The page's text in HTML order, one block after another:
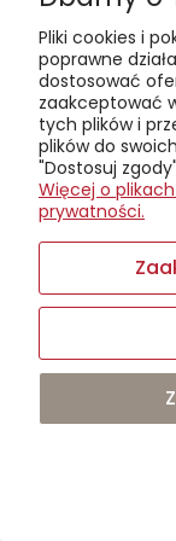
Wyświetlane są
negatywne).
klientów, którzy
Wybierz język
Twoje konto
Twoje zamówienia
Przechowalnia
Pliki cookies i
poprawne
dostosować
zaakceptować
tych plików i
plików do
"Dostosuj
Więcej o
prywatności.